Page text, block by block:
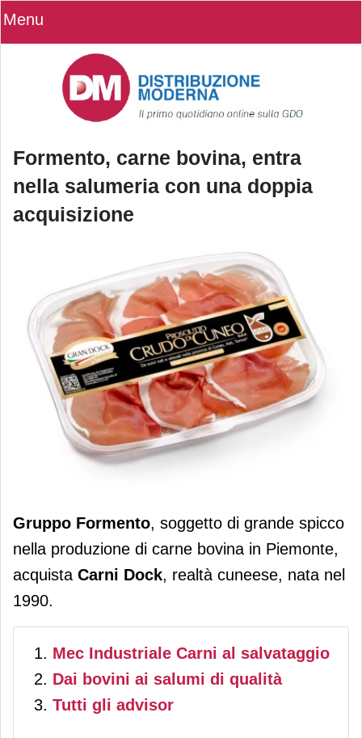
Menu
Formento, carne bovina, entra
nella salumeria con una doppia
acquisizione
Formento, carne bovina, entra nella
salumeria con una doppia
acquisizione
Gruppo Formento, soggetto di grande spicco
nella produzione di carne bovina in Piemonte,
acquista Carni Dock, realtà cuneese, nata nel
1990.
Mec Industriale Carni al salvataggio
Dai bovini ai salumi di qualità
Tutti gli advisor